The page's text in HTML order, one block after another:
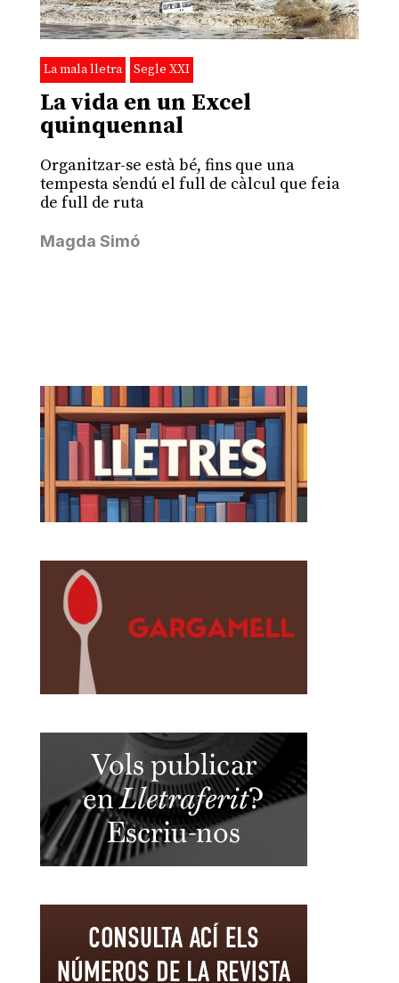
La mala lletra Segle XXI
La vida en un Excel
quinquennal
Organitzar-se està bé, fins que una
tempesta s’endú el full de càlcul que feia
de full de ruta
Magda Simó